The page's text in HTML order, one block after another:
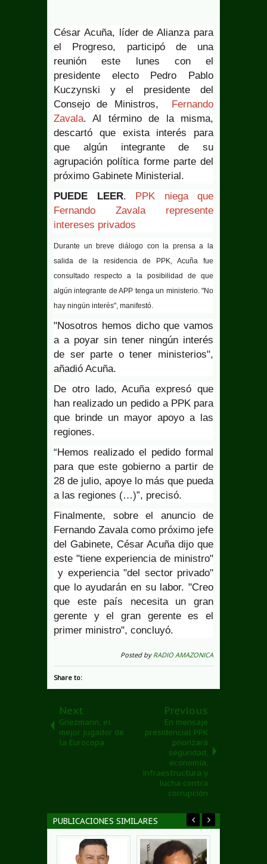
César Acuña, líder de Alianza para
el Progreso, participó de una
reunión este lunes con el
presidente electo Pedro Pablo
Kuczynski y el presidente del
Consejo de Ministros, Fernando
Zavala. Al término de la misma,
descartó que exista interés para
que algún integrante de su
agrupación política forme parte del
próximo Gabinete Ministerial.
PUEDE LEER. PPK niega que
Fernando Zavala represente
intereses privados
Durante un breve diálogo con la prensa a la
salida de la residencia de PPK, Acuña fue
consultado respecto a la posibilidad de que
algún integrante de APP tenga un ministerio. "No
hay ningún interés", manifestó.
"Nosotros hemos dicho que vamos
a a poyar sin tener ningún interés
de ser parte o tener ministerios",
añadió Acuña.
De otro lado, Acuña expresó que
han realizado un pedido a PPK para
que brinde un mayor apoyo a las
regiones.
“Hemos realizado el pedido formal
para que este gobierno a partir de
28 de julio, apoye lo más que pueda
a las regiones (…)”, precisó.
Finalmente, sobre el anuncio de
Fernando Zavala como próximo jefe
del Gabinete, César Acuña dijo que
este "tiene experiencia de ministro"
y experiencia "del sector privado"
que lo ayudarán en su labor. "Creo
que este país necesita un gran
gerente y el gran gerente es el
primer ministro", concluyó.
Posted by RADIO AMAZONICA
Share to:
Next
Griezmann, el
mejor jugador de
la Eurocopa
Previous
En mensaje
presidencial PPK
priorizará
seguridad,
economía,
infraestructura y
lucha contra
corrupción
PUBLICACIONES SIMILARES